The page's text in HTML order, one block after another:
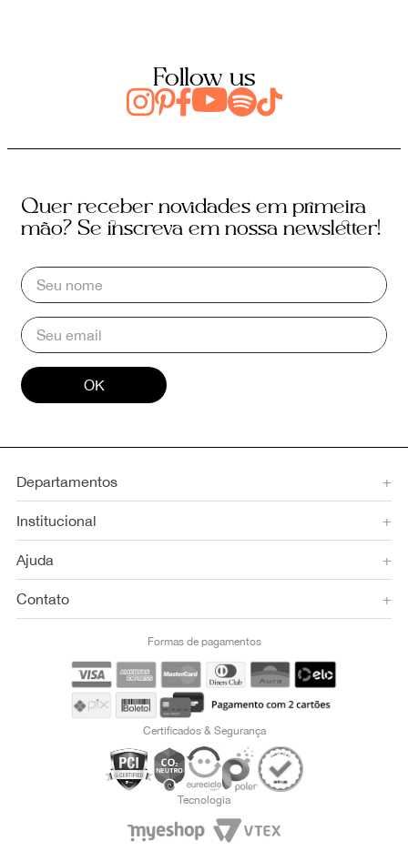
Follow us
Quer receber novidades em primeira
mão? Se inscreva em nossa newsletter!
OK
Departamentos +
Institucional +
Ajuda +
Contato +
Formas de pagamentos
Certificados & Segurança
Tecnologia